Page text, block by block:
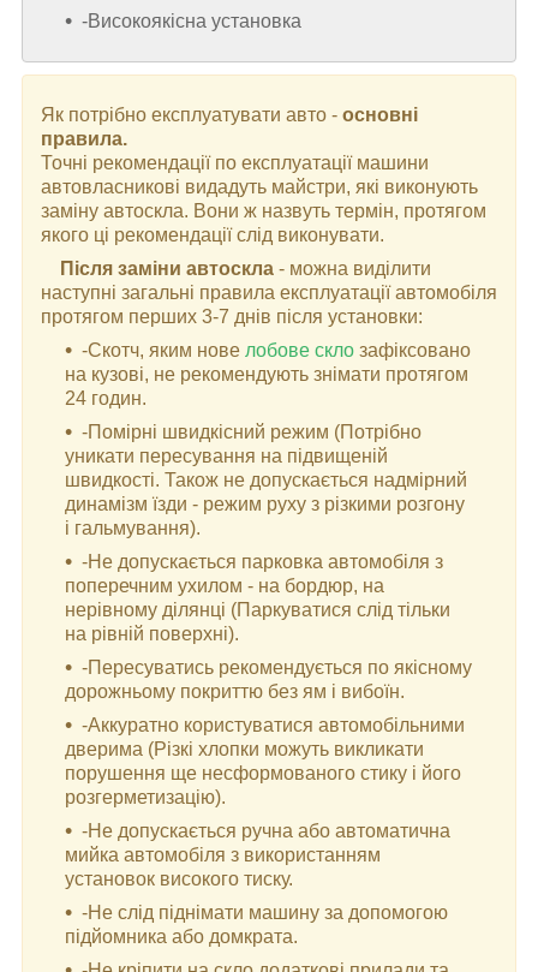
-Високоякісна установка
Як потрібно експлуатувати авто - основні
правила.
Точні рекомендації по експлуатації машини
автовласникові видадуть майстри, які виконують
заміну автоскла. Вони ж назвуть термін, протягом
якого ці рекомендації слід виконувати.
Після заміни автоскла - можна виділити
наступні загальні правила експлуатації автомобіля
протягом перших 3-7 днів після установки:
-Скотч, яким нове лобове скло зафіксовано
на кузові, не рекомендують знімати протягом
24 годин.
-Помірні швидкісний режим (Потрібно
уникати пересування на підвищеній
швидкості. Також не допускається надмірний
динамізм їзди - режим руху з різкими розгону
і гальмування).
-Не допускається парковка автомобіля з
поперечним ухилом - на бордюр, на
нерівному ділянці (Паркуватися слід тільки
на рівній поверхні).
-Пересуватись рекомендується по якісному
дорожньому покриттю без ям і вибоїн.
-Аккуратно користуватися автомобільними
дверима (Різкі хлопки можуть викликати
порушення ще несформованого стику і його
розгерметизацію).
-Не допускається ручна або автоматична
мийка автомобіля з використанням
установок високого тиску.
-Не слід піднімати машину за допомогою
підйомника або домкрата.